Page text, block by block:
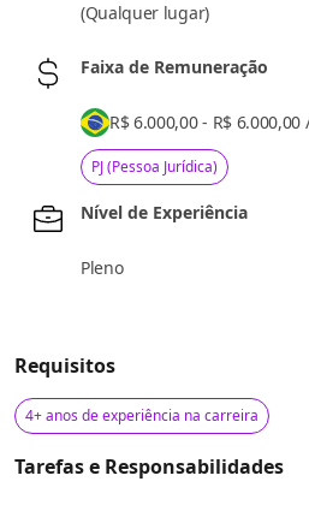
(Qualquer lugar)
Faixa de Remuneração
R$ 6.000,00 - R$ 6.000,00
PJ (Pessoa Jurídica)
Nível de Experiência
Pleno
Requisitos
4+ anos de experiência na carreira
Tarefas e Responsabilidades